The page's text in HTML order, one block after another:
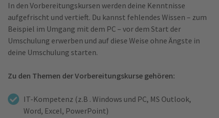
In den Vorbereitungskursen werden deine Kenntnisse
aufgefrischt und vertieft. Du kannst fehlendes Wissen – zum
Beispiel im Umgang mit dem PC – vor dem Start der
Umschulung erwerben und auf diese Weise ohne Ängste in
deine Umschulung starten.
Zu den Themen der Vorbereitungskurse gehören:
IT-Kompetenz (z.B . Windows und PC, MS Outlook,
Word, Excel, PowerPoint)